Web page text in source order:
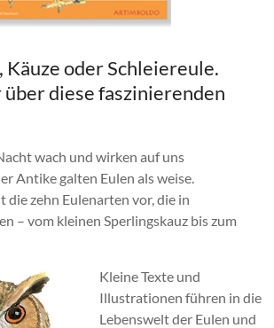
oder Schleiereule.
diese faszinierenden
wach und wirken auf uns
Antike galten Eulen als weise.
die zehn Eulenarten vor, die in
– vom kleinen Sperlingskauz bis zum
Kleine Texte und
Illustrationen führen in die
Lebenswelt der Eulen und